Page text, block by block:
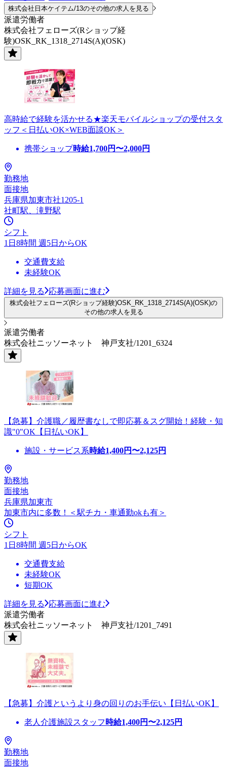
株式会社日本ケイテム/13のその他の求人を見る
派遣労働者
株式会社フェローズ(Rショップ経
験)OSK_RK_1318_2714S(A)(OSK)
高時給で経験を活かせる★楽天モバイルショップの受付スタ
ッフ＜日払いOK×WEB面談OK＞
携帯ショップ時給1,700円〜2,000円
勤務地
面接地
兵庫県加東市社1205-1
社町駅、滝野駅
シフト
1日8時間 週5日からOK
交通費支給
未経験OK
詳細を見る 応募画面に進む
株式会社フェローズ(Rショップ経験)OSK_RK_1318_2714S(A)(OSK)の
その他の求人を見る
派遣労働者
株式会社ニッソーネット 神戸支社/1201_6324
【急募】介護職／履歴書なしで即応募＆スグ開始！経験・知
識"0"OK【日払いOK】
施設・サービス系時給1,400円〜2,125円
勤務地
面接地
兵庫県加東市
加東市内に多数！＜駅チカ・車通勤okも有＞
シフト
1日8時間 週5日からOK
交通費支給
未経験OK
短期OK
詳細を見る
応募画面に進む
派遣労働者
株式会社ニッソーネット 神戸支社/1201_7491
【急募】介護というより身の回りのお手伝い【日払いOK】
老人介護施設スタッフ 時給1,400円〜2,125円
勤務地
面接地